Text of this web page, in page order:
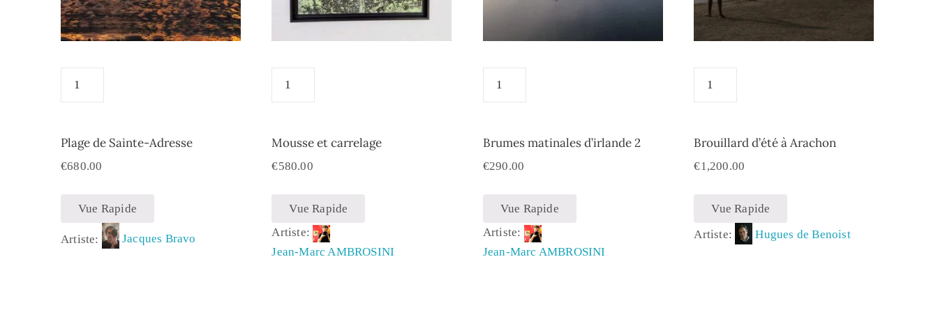
Plage de Sainte-Adresse
€680.00
Vue Rapide
Artiste: Jacques Bravo
Mousse et carrelage
€580.00
Vue Rapide
Artiste:
Jean-Marc AMBROSINI
Brumes matinales d’irlande 2
€290.00
Vue Rapide
Artiste:
Jean-Marc AMBROSINI
Brouillard d’été à Arachon
€1,200.00
Vue Rapide
Artiste:
Hugues de Benoist